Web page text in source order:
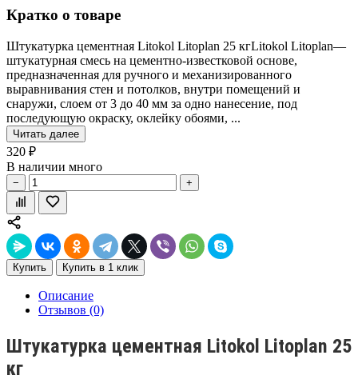
Кратко о товаре
Штукатурка цементная Litokol Litoplan 25 кгLitokol Litoplan—
штукатурная смесь на цементно-известковой основе,
предназначенная для ручного и механизированного
выравнивания стен и потолков, внутри помещений и
снаружи, слоем от 3 до 40 мм за одно нанесение, под
последующую окраску, оклейку обоями, ...
Читать далее
320 ₽
В наличии много
− +
Купить Купить в 1 клик
Описание
Отзывов (0)
Штукатурка цементная Litokol Litoplan 25
кг